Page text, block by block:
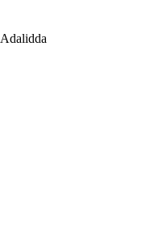
حبوب البازلاء الهندية الفاخرة من Adalidda